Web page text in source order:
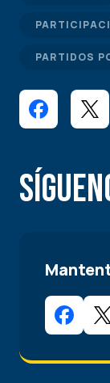
PARTIDOS